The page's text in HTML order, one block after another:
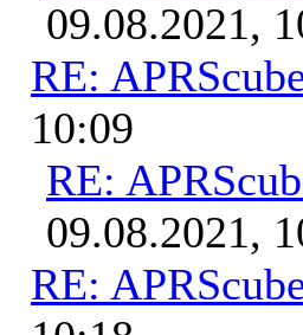
09.08.2021,
RE:
10:09
RE:
09.08.2021,
RE: